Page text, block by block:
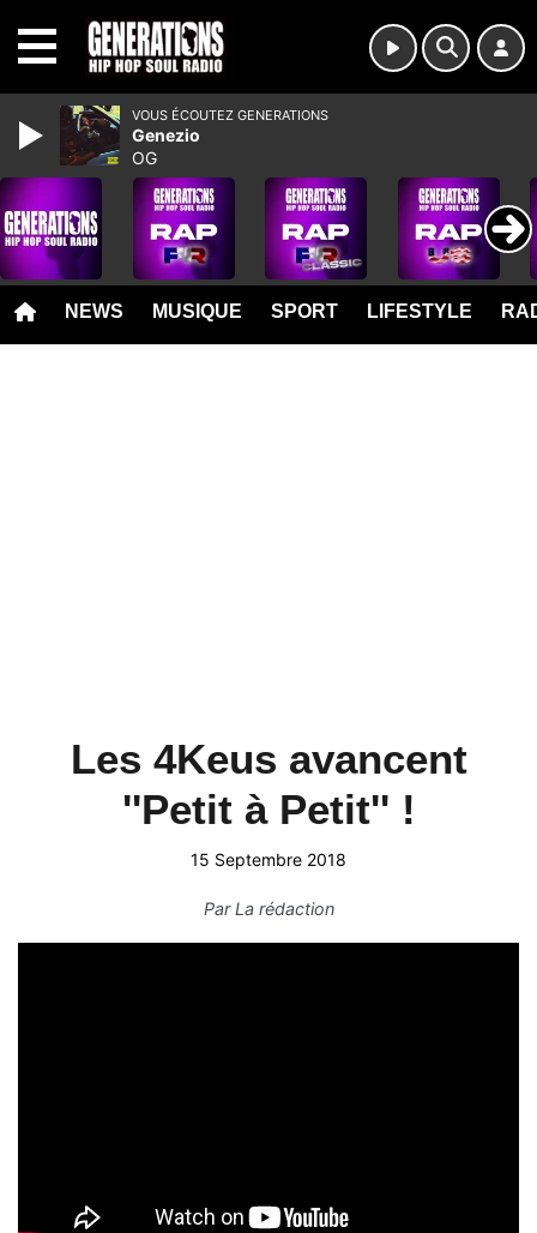
NEWS MUSIQUE SPORT LIFESTYLE
Les 4Keus avancent
''Petit à Petit'' !
15 Septembre 2018
ParLa rédaction
VOUS ÉCOUTEZ GENERATIONS
Genezio
OG